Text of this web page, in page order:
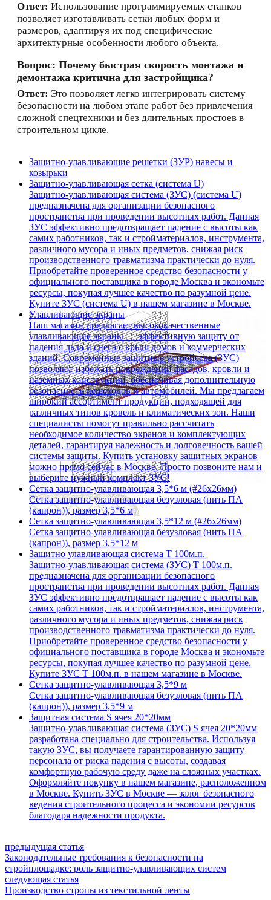
Ответ: Использование программируемых станков
позволяет изготавливать сетки любых форм и
размеров, адаптируя их под специфические
архитектурные особенности любого объекта.
Вопрос: Почему быстрая скорость монтажа и
демонтажа критична для застройщика?
Ответ: Это позволяет легко интегрировать систему
безопасности на любом этапе работ без привлечения
сложной спецтехники и без длительных простоев в
строительном цикле.
Защитно-улавливающие решетки (ЗУР) навесы и
козырьки
Защитно-улавливающая сетка (система U)
Защитно-улавливающая система (ЗУС) (система U)
предназначена для организации безопасного
пространства при проведении высотных работ. Данная
ЗУС эффективно предотвращает падение с высоты как
самих работников, так и стройматериалов, инструмента,
различного мусора и иных предметов, снижая риск
производственного травматизма практически до нуля.
Приобретайте проверенное средство безопасности у
официального поставщика в городе Москва и экономьте
ресурсы, покупая лучшее качество по разумной цене.
Купите ЗУС (система U) в нашем магазине в Москве.
Улавливающие экраны
Наш магазин предлагает высококачественные
улавливающие экраны — эффективную защиту от
падения льда и снега с крыш домов и коммерческих
зданий. Современные защитные устройства (ЗУС)
позволяют избежать повреждений фасадов, кровли и
наземных конструкций, обеспечивая дополнительную
безопасность пешеходов и автомобилей. Мы предлагаем
широкий ассортимент продукции, подходящей для
различных типов кровель и климатических зон. Наши
специалисты помогут правильно рассчитать
необходимое количество экранов и комплектующих
деталей, гарантируя надежность и долговечность вашей
системы защиты. Купить установку защитных экранов
можно прямо сейчас в Москве. Просто позвоните нам и
выберите нужный комплект ЗУС!
Сетка защитно-улавливающая 3,5*6 м (#26х26мм)
Сетка защитно-улавливающая безузловая (нить ПА
(капрон)), размер 3,5*6 м
Сетка защитно-улавливающая 3,5*12 м (#26х26мм)
Сетка защитно-улавливающая безузловая (нить ПА
(капрон)), размер 3,5*12 м
Защитно улавливающая система T 100м.п.
Защитно-улавливающая система (ЗУС) Т 100м.п.
предназначена для организации безопасного
пространства при проведении высотных работ. Данная
ЗУС эффективно предотвращает падение с высоты как
самих работников, так и стройматериалов, инструмента,
различного мусора и иных предметов, снижая риск
производственного травматизма практически до нуля.
Приобретайте проверенное средство безопасности у
официального поставщика в городе Москва и экономьте
ресурсы, покупая лучшее качество по разумной цене.
Купите ЗУС Т 100м.п. в нашем магазине в Москве.
Сетка защитно-улавливающая 3,5*9 м
Сетка защитно-улавливающая безузловая (нить ПА
(капрон)), размер 3,5*9 м
Защитная система S ячея 20*20мм
Защитно-улавливающая система (ЗУС) S ячея 20*20мм
разработана специально для строительства. Используя
такую ЗУС, вы получаете гарантированную защиту
персонала от риска падения с высоты, создавая
комфортную рабочую среду даже на сложных участках.
Оформляйте покупку в нашем магазине, расположенном
в Москве. Купить ЗУС в Москве — залог безопасного
ведения строительного процесса и экономии ресурсов
благодаря надежности продукта.
предыдущая статья
Законодательные требования к безопасности на
стройплощадке: роль защитно-улавливающих систем
следующая статья
Производство стропы из текстильной ленты